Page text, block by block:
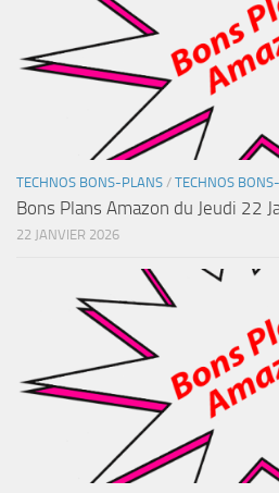
TECHNOS BONS-PLANS / TECHNOS
Bons Plans Amazon du Jeudi 22
22 JANVIER 2026